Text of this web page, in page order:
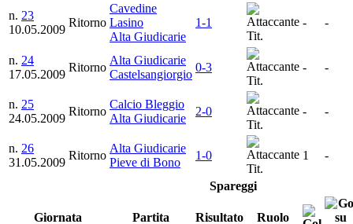
n. 23
10.05.2009
Ritorno
Cavedine
Lasino
Alta Giudicarie
1-1
Tit.
- -
n. 24
17.05.2009
Ritorno
Alta Giudicarie
Castelsangiorgio
0-3
Tit.
- -
n. 25
24.05.2009
Ritorno
Calcio Bleggio
Alta Giudicarie
2-0
Tit.
- -
n. 26
31.05.2009
Ritorno
Alta Giudicarie
Pieve di Bono
1-0
Tit.
1 -
Spareggi
Giornata Partita Risultato Ruolo